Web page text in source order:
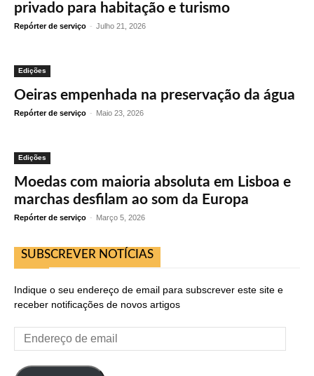
privado para habitação e turismo
Repórter de serviço - Julho 21, 2026
Edições
Oeiras empenhada na preservação da água
Repórter de serviço - Maio 23, 2026
Edições
Moedas com maioria absoluta em Lisboa e
marchas desfilam ao som da Europa
Repórter de serviço - Março 5, 2026
SUBSCREVER NOTÍCIAS
Indique o seu endereço de email para subscrever este site e
receber notificações de novos artigos
Endereço
de
email